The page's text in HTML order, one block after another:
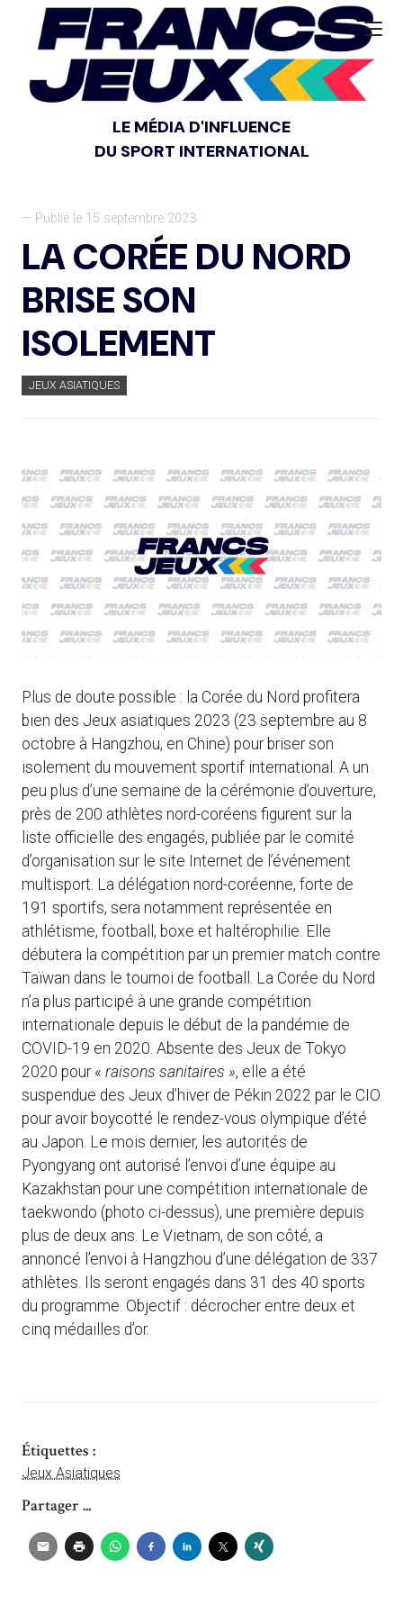
LE MÉDIA D'INFLUENCE
DU SPORT INTERNATIONAL
— Publié le 15 septembre 2023
LA CORÉE DU NORD
BRISE SON
ISOLEMENT
JEUX ASIATIQUES
Plus de doute possible : la Corée du Nord profitera
bien des Jeux asiatiques 2023 (23 septembre au 8
octobre à Hangzhou, en Chine) pour briser son
isolement du mouvement sportif international. A un
peu plus d’une semaine de la cérémonie d’ouverture,
près de 200 athlètes nord-coréens figurent sur la
liste officielle des engagés, publiée par le comité
d’organisation sur le site Internet de l’événement
multisport. La délégation nord-coréenne, forte de
191 sportifs, sera notamment représentée en
athlétisme, football, boxe et haltérophilie. Elle
débutera la compétition par un premier match contre
Taïwan dans le tournoi de football. La Corée du Nord
n’a plus participé à une grande compétition
internationale depuis le début de la pandémie de
COVID-19 en 2020. Absente des Jeux de Tokyo
2020 pour « raisons sanitaires », elle a été
suspendue des Jeux d’hiver de Pékin 2022 par le CIO
pour avoir boycotté le rendez-vous olympique d’été
au Japon. Le mois dernier, les autorités de
Pyongyang ont autorisé l’envoi d’une équipe au
Kazakhstan pour une compétition internationale de
taekwondo (photo ci-dessus), une première depuis
plus de deux ans. Le Vietnam, de son côté, a
annoncé l’envoi à Hangzhou d’une délégation de 337
athlètes. Ils seront engagés dans 31 des 40 sports
du programme. Objectif : décrocher entre deux et
cinq médailles d’or.
Étiquettes :
Jeux Asiatiques
Partager ...